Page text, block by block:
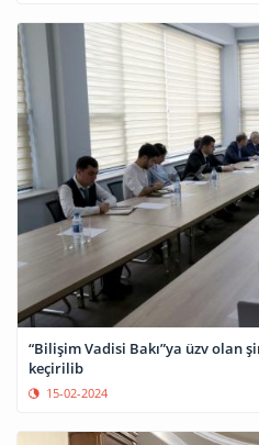
“Bilişim Vadisi Bakı”ya üzv olan
keçirilib
15-02-2024